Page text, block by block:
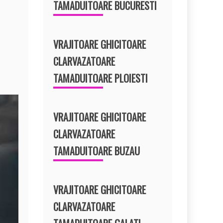
TAMADUITOARE BUCURESTI
VRAJITOARE GHICITOARE
CLARVAZATOARE
TAMADUITOARE PLOIESTI
VRAJITOARE GHICITOARE
CLARVAZATOARE
TAMADUITOARE BUZAU
VRAJITOARE GHICITOARE
CLARVAZATOARE